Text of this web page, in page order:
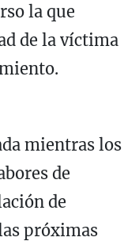
la que
de la víctima
mientras los
de
de
próximas